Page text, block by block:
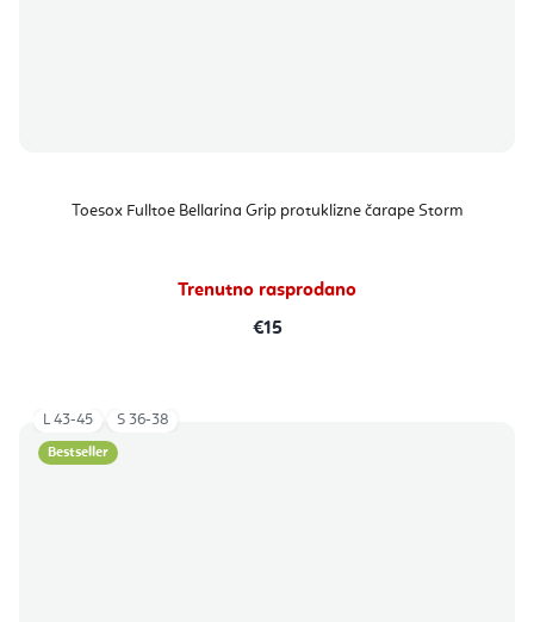
Toesox Fulltoe Bellarina Grip protuklizne čarape Storm
Trenutno rasprodano
€15
Bestseller
L 43-45 S 36-38